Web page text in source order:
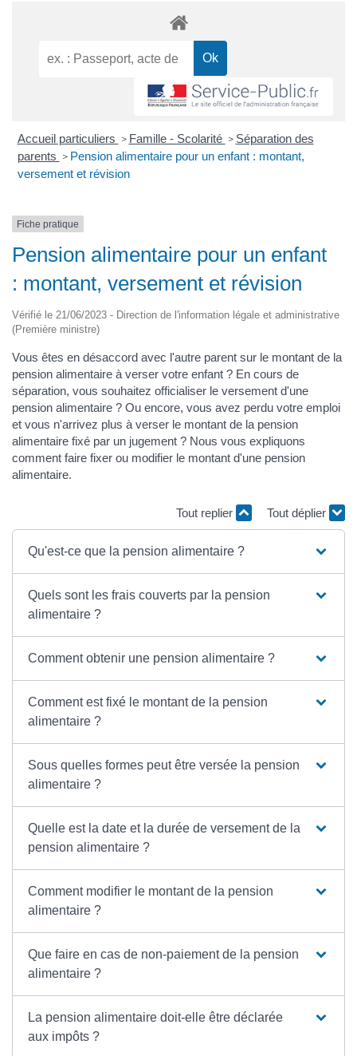
Accueil particuliers > Famille - Scolarité > Séparation des
parents > Pension alimentaire pour un enfant : montant,
versement et révision
Fiche pratique
Pension alimentaire pour un enfant
: montant, versement et révision
Vérifié le 21/06/2023 - Direction de l'information légale et administrative
(Première ministre)
Vous êtes en désaccord avec l'autre parent sur le montant de la
pension alimentaire à verser votre enfant ? En cours de
séparation, vous souhaitez officialiser le versement d'une
pension alimentaire ? Ou encore, vous avez perdu votre emploi
et vous n'arrivez plus à verser le montant de la pension
alimentaire fixé par un jugement ? Nous vous expliquons
comment faire fixer ou modifier le montant d'une pension
alimentaire.
Tout replier Tout déplier
Qu'est-ce que la pension alimentaire ?
Quels sont les frais couverts par la pension
alimentaire ?
Comment obtenir une pension alimentaire ?
Comment est fixé le montant de la pension
alimentaire ?
Sous quelles formes peut être versée la pension
alimentaire ?
Quelle est la date et la durée de versement de la
pension alimentaire ?
Comment modifier le montant de la pension
alimentaire ?
Que faire en cas de non-paiement de la pension
alimentaire ?
La pension alimentaire doit-elle être déclarée
aux impôts ?